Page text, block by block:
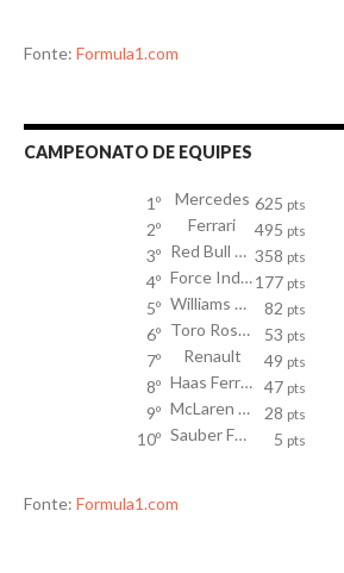
Fonte: Formula1.com
CAMPEONATO DE EQUIPES
1º Mercedes 625 pts
2º Ferrari 495 pts
3º Red Bull Racing TAG Heuer 358 pts
4º Force India Mercedes177 pts
5º Williams Mercedes 82 pts
6º Toro Rosso 53 pts
7º Renault 49 pts
8º Haas Ferrari 47 pts
9º McLaren Honda 28 pts
10º Sauber Ferrari 5 pts
Fonte: Formula1.com